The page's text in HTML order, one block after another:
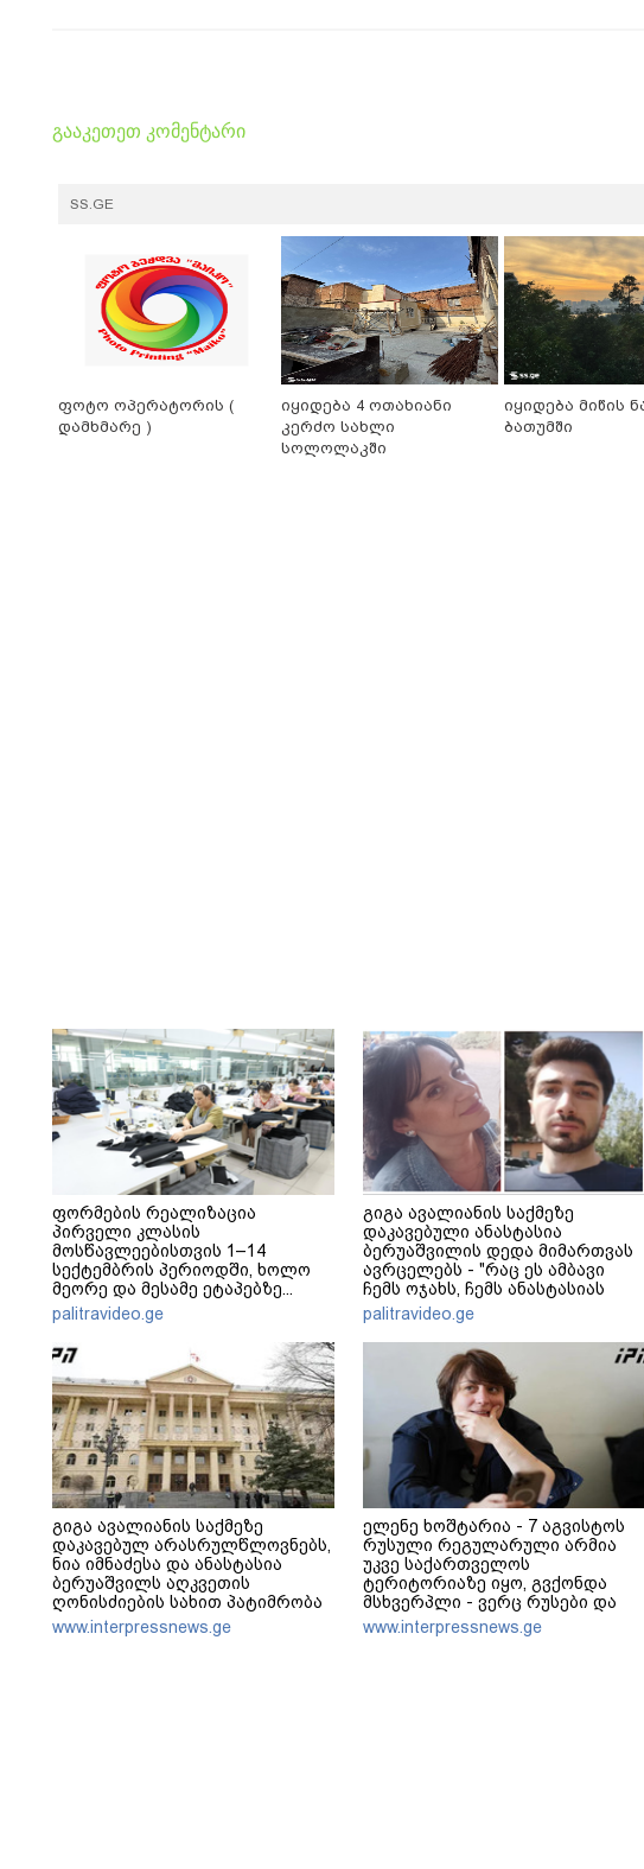
გააკეთეთ კომენტარი
SS.GE
ფოტო ოპერატორის (
დამხმარე )
იყიდება 4 ოთახიანი
კერძო სახლი
სოლოლაკში
იყიდება მიწის
ბათუმში
ფორმების რეალიზაცია
პირველი კლასის
მოსწავლეებისთვის 1–14
სექტემბრის პერიოდში, ხოლო
მეორე და მესამე ეტაპებზე...
palitravideo.ge
გიგა ავალიანის საქმეზე
დაკავებული ანასტასია
ბერუაშვილის დედა მიმართვას
ავრცელებს - "რაც ეს ამბავი
ჩემს ოჯახს, ჩემს ანასტასიას
გადახდა თავს, მის მერე მე მე
არ ვარ"
palitravideo.ge
გიგა ავალიანის საქმეზე
დაკავებულ არასრულწლოვნებს,
ნია იმნაძესა და ანასტასია
ბერუაშვილს აღკვეთის
ღონისძიების სახით პატიმრობა
შეეფარდათ
www.interpressnews.ge
ელენე ხოშტარია - 7 აგვისტოს
რუსული რეგულარული არმია
უკვე საქართველოს
ტერიტორიაზე იყო, გვქონდა
მსხვერპლი - ვერც რუსები და
ვერც ქართველი რუსები
ისტორიას ვერ გადაწერენ
www.interpressnews.ge